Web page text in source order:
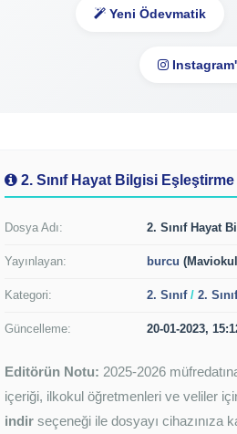
Yeni Ödevmatik
2. Sınıf Hayat Bilgisi
Dosya Adı: 2. Sınıf Hayat
Yayınlayan: burcu
Kategori: 2. Sınıf/ 2.
Güncelleme: 20-01-2023,
Editörün Notu: 2025-2026
içeriği, ilkokul öğretmenleri ve veliler
indir seçeneği ile dosyayı cihazınıza